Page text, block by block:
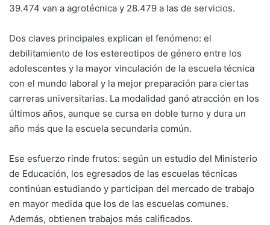
39.474 van a agrotécnica y 28.479 a las de servicios.
Dos claves principales explican el fenómeno: el
debilitamiento de los estereotipos de género entre los
adolescentes y la mayor vinculación de la escuela técnica
con el mundo laboral y la mejor preparación para ciertas
carreras universitarias. La modalidad ganó atracción en los
últimos años, aunque se cursa en doble turno y dura un
año más que la escuela secundaria común.
Ese esfuerzo rinde frutos: según un estudio del Ministerio
de Educación, los egresados de las escuelas técnicas
continúan estudiando y participan del mercado de trabajo
en mayor medida que los de las escuelas comunes.
Además, obtienen trabajos más calificados.